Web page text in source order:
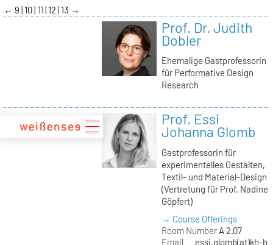
zum
Inhalt
← 9 10 11 12 13 →
Prof. Dr. Judith
Dobler
Ehemalige Gastprofessorin
für Performative Design
Research
Prof. Essi
Johanna Glomb
Gastprofessorin für
experimentelles Gestalten,
Textil- und Material-Design
(Vertretung für Prof. Nadine
Göpfert)
→ Course Offerings
Room NumberA 2.07
Email
essi.glomb(at)kh-